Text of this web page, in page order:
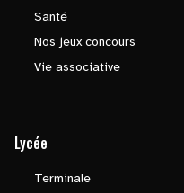
Santé
Nos jeux concours
Vie associative
Lycée
Terminale